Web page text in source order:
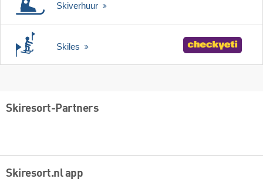
Skiverhuur
Skiles
Skiresort-Partners
Skiresort.nl app